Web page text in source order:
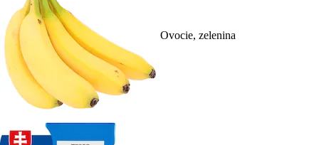
Ovocie, zelenina